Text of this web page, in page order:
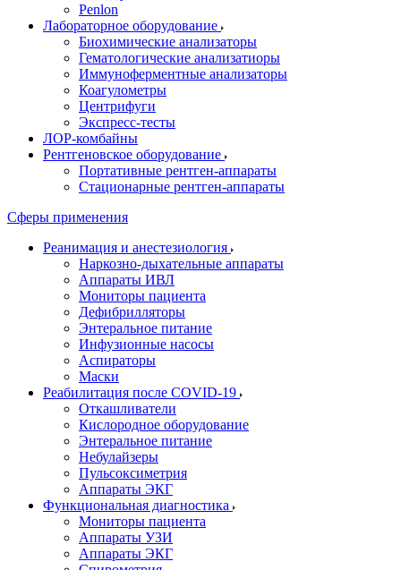
Penlon
Лабораторное оборудование
Биохимические анализаторы
Гематологические анализатиоры
Иммуноферментные анализаторы
Коагулометры
Центрифуги
Экспресс-тесты
ЛОР-комбайны
Рентгеновское оборудование
Портативные рентген-аппараты
Стационарные рентген-аппараты
Сферы применения
Реанимация и анестезиология
Наркозно-дыхательные аппараты
Аппараты ИВЛ
Мониторы пациента
Дефибрилляторы
Энтеральное питание
Инфузионные насосы
Аспираторы
Маски
Реабилитация после COVID-19
Откашливатели
Кислородное оборудование
Энтеральное питание
Небулайзеры
Пульсоксиметрия
Аппараты ЭКГ
Функциональная диагностика
Мониторы пациента
Аппараты УЗИ
Аппараты ЭКГ